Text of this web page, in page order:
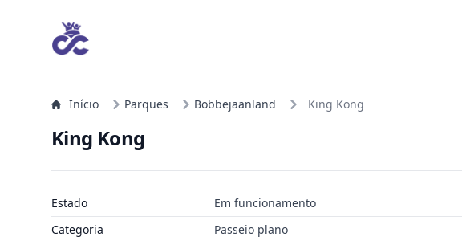
Início Parques Bobbejaanland King Kong
King Kong
Estado
Em funcionamento
Categoria
Passeio plano